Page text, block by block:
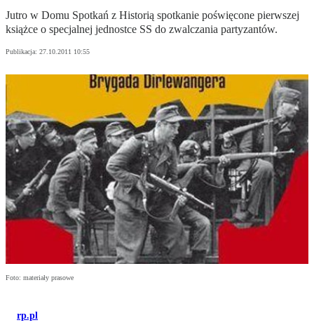
Jutro w Domu Spotkań z Historią spotkanie poświęcone pierwszej
książce o specjalnej jednostce SS do zwalczania partyzantów.
Publikacja: 27.10.2011 10:55
Foto: materiały prasowe
rp.pl